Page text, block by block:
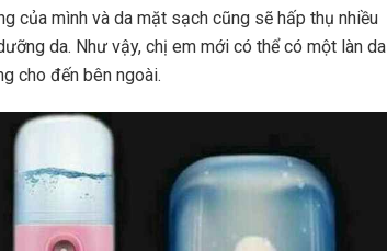
của mình và da mặt sạch cũng sẽ hấp thụ nhiều
da. Như vậy, chị em mới có thể có một làn da
cho đến bên ngoài.